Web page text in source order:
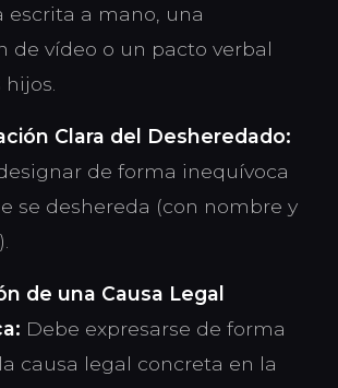
escrita a mano, una
de vídeo o un pacto verbal
Clara del Desheredado:
de forma inequívoca
se deshereda (con nombre y
de una Causa Legal
Debe expresarse de forma
causa legal concreta en la